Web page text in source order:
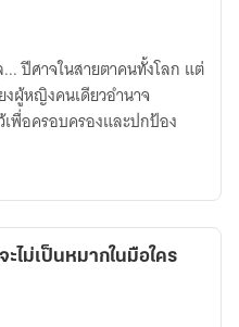
ปีศาจในสายตาคนทั้งโลก แต่
ผู้หญิงคนเดียวอำนาจ
พื่อครอบครองและปกป้อง
ะไม่เป็นหมากในมือใคร